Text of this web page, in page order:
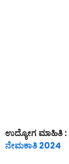
ಉದ್ಯೋಗ ಮಾಹಿತಿ :
ನೇಮಕಾತಿ 2024